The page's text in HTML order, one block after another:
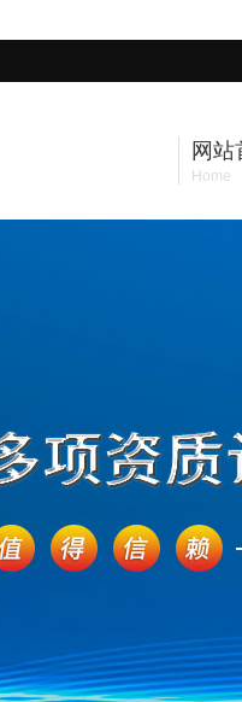
网站
Home